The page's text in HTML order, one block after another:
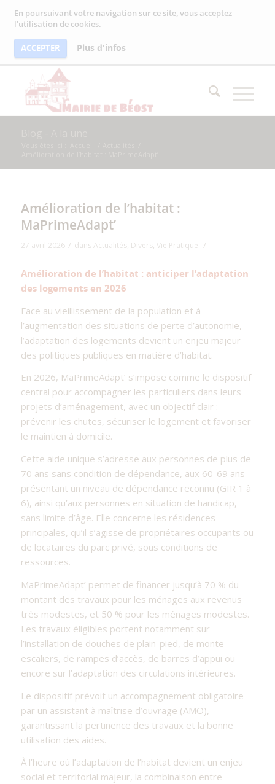
En poursuivant votre navigation sur ce site, vous acceptez
l’utilisation de cookies.
ACCEPTER Plus d'infos
Amélioration de l’habitat :
MaPrimeAdapt’
27 avril 2026 / dansActualités, Divers, Vie Pratique /
Amélioration de l’habitat : anticiper l’adaptation
des logements en 2026
Face au vieillissement de la population et à
l’augmentation des situations de perte d’autonomie,
l’adaptation des logements devient un enjeu majeur
des politiques publiques en matière d’habitat.
En 2026, MaPrimeAdapt’ s’impose comme le dispositif
central pour accompagner les particuliers dans leurs
projets d’aménagement, avec un objectif clair :
prévenir les chutes, sécuriser le logement et favoriser
le maintien à domicile.
Cette aide unique s’adresse aux personnes de plus de
70 ans sans condition de dépendance, aux 60-69 ans
présentant un niveau de dépendance reconnu (GIR 1 à
6), ainsi qu’aux personnes en situation de handicap,
sans limite d’âge. Elle concerne les résidences
principales, qu’il s’agisse de propriétaires occupants ou
de locataires du parc privé, sous conditions de
ressources.
MaPrimeAdapt’ permet de financer jusqu’à 70 % du
montant des travaux pour les ménages aux revenus
très modestes, et 50 % pour les ménages modestes.
Les travaux éligibles portent notamment sur
l’installation de douches de plain-pied, de monte-
escaliers, de rampes d’accès, de barres d’appui ou
encore sur l’adaptation des circulations intérieures.
Le dispositif prévoit un accompagnement obligatoire
par un assistant à maîtrise d’ouvrage (AMO),
garantissant la pertinence des travaux et la bonne
utilisation des aides.
À l’heure où l’adaptation de l’habitat devient un enjeu
social et territorial majeur, la combinaison entre